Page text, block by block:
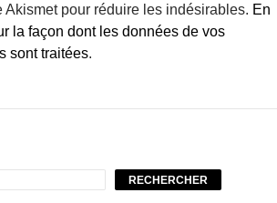
Akismet pour réduire les indésirables. En
la façon dont les données de vos
sont traitées.
RECHERCHER